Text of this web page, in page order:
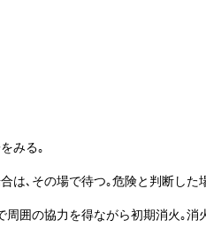
みる｡
は､その場で待つ｡危険と判断した
囲の協力を得ながら初期消火｡